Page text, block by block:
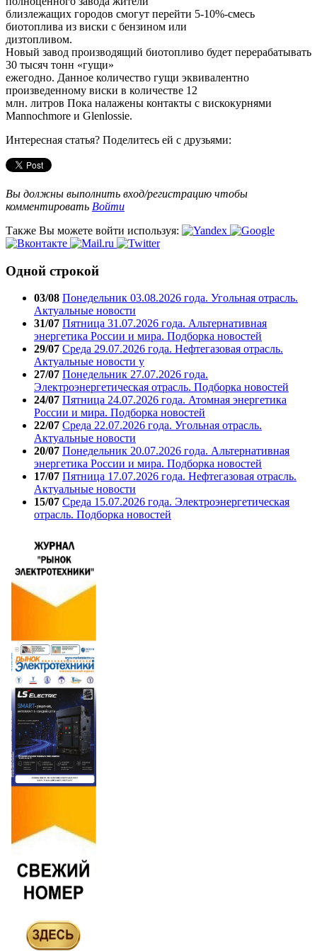
близлежащих городов смогут перейти 5-10%-смесь
биотоплива из виски с бензином или
дизтопливом.
Новый завод производящий биотопливо будет перерабатывать
30 тысяч тонн «гущи»
ежегодно. Данное количество гущи эквивалентно
произведенному виски в количестве 12
млн. литров Пока налажены контакты с вискокурнями
Mannochmore и Glenlossie.
Интересная статья? Поделитесь ей с друзьями:
Вы должны выполнить вход/регистрацию чтобы
комментировать Войти
Также Вы можете войти используя:
Одной строкой
03/08 Понедельник 03.08.2026 года. Угольная отрасль.
Актуальные новости
31/07 Пятница 31.07.2026 года. Альтернативная
энергетика России и мира. Подборка новостей
29/07 Среда 29.07.2026 года. Нефтегазовая отрасль.
Актуальные новости у
27/07 Понедельник 27.07.2026 года.
Электроэнергетическая отрасль. Подборка новостей
24/07 Пятница 24.07.2026 года. Атомная энергетика
России и мира. Подборка новостей
22/07 Среда 22.07.2026 года. Угольная отрасль.
Актуальные новости
20/07 Понедельник 20.07.2026 года. Альтернативная
энергетика России и мира. Подборка новостей
17/07 Пятница 17.07.2026 года. Нефтегазовая отрасль.
Актуальные новости
15/07 Среда 15.07.2026 года. Электроэнергетическая
отрасль. Подборка новостей